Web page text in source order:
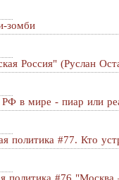
зомби
Россия" (Руслан
РФ в мире - пиар или
политика #77. Кто